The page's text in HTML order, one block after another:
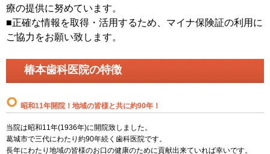
療の提供に努めています。
■正確な情報を取得・活用するため、マイナ保険証の利用に
ご協力をお願い致します。
椿本歯科医院の特徴
昭和11年開院！地域の皆様と共に約90年！
当院は昭和11年(1936年)に開院致しました。
葛城市で三代にわたり約90年続く歯科医院です。
長年にわたり地域の皆様のお口の健康のために貢献出来ていれば幸いです。